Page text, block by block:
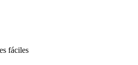
fáciles